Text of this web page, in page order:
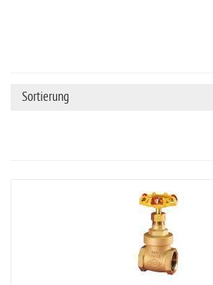
Sortierung